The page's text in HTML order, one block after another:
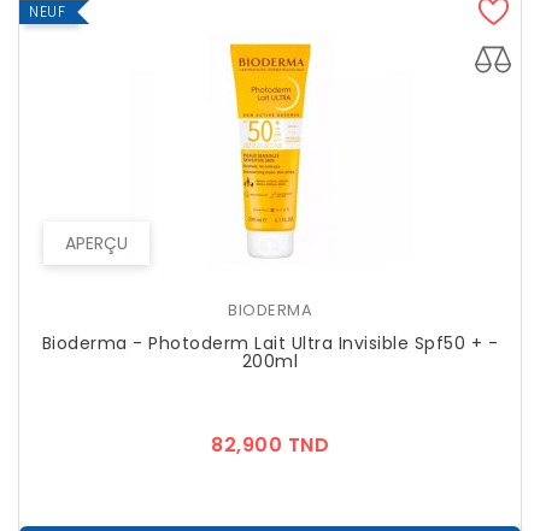
APERÇU
NEUF
BIODERMA
Bioderma - Photoderm Lait Ultra Invisible Spf50 + -
200ml
82,900 TND